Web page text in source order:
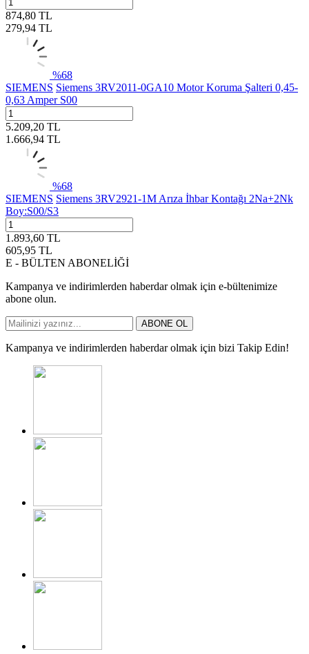
874,80 TL
279,94 TL
%68
SIEMENS Siemens 3RV2011-0GA10 Motor Koruma Şalteri 0,45-
0,63 Amper S00
5.209,20 TL
1.666,94 TL
%68
SIEMENS Siemens 3RV2921-1M Arıza İhbar Kontağı 2Na+2Nk
Boy:S00/S3
1.893,60 TL
605,95 TL
E - BÜLTEN ABONELİĞİ
Kampanya ve indirimlerden haberdar olmak için e-bültenimize
abone olun.
ABONE OL
Kampanya ve indirimlerden haberdar olmak için bizi Takip Edin!